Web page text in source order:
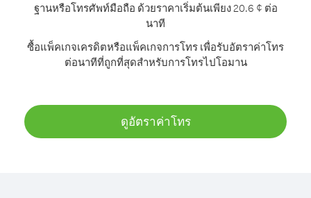
ฐานหรือโทรศัพท์มือถือ ด้วยราคาเริ่มต้นเพียง 20.6 ¢ ต่อ
นาที
ซื้อแพ็คเกจเครดิตหรือแพ็คเกจการโทร เพื่อรับอัตราค่าโทร
ต่อนาทีที่ถูกที่สุดสำหรับการโทรไปโอมาน
ดูอัตราค่าโทร